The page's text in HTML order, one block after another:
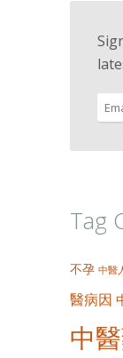
Tag
不孕 中醫
醫病因
中